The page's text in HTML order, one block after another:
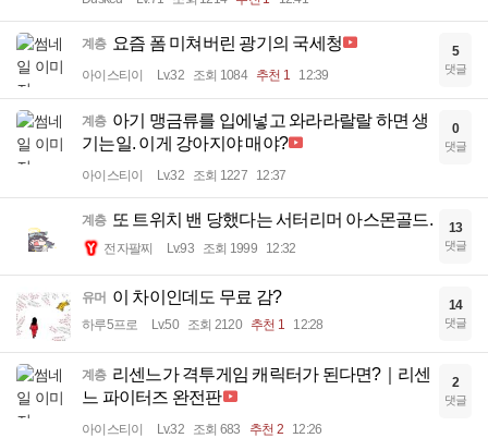
계층 요즘 폼 미쳐버린 광기의 국세청
아이스티이 Lv.32 조회 1084 추천 1 12:39
5
댓글
계층 아기 맹금류를 입에넣고 와라라랄랄 하면 생
기는일. 이게 강아지야 매야?
아이스티이 Lv.32 조회 1227 12:37
0
댓글
계층 또 트위치 밴 당했다는 서터리머 아스몬골드.
전자팔찌 Lv.93 조회 1999 12:32
13
댓글
유머 이 차이인데도 무료 감?
하루5프로 Lv.50 조회 2120 추천 1 12:28
14
댓글
계층 리센느가 격투게임 캐릭터가 된다면?｜리센
느 파이터즈 완전판
아이스티이 Lv.32 조회 683 추천 2 12:26
2
댓글